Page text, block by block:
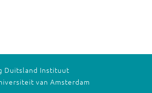
Duitsland Instituut
van Amsterdam